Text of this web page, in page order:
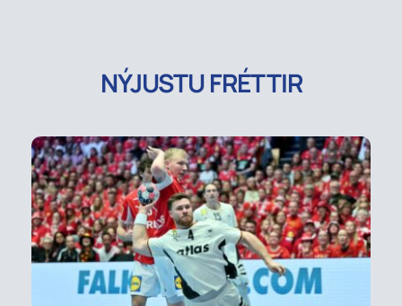
NÝJUSTU FRÉTTIR